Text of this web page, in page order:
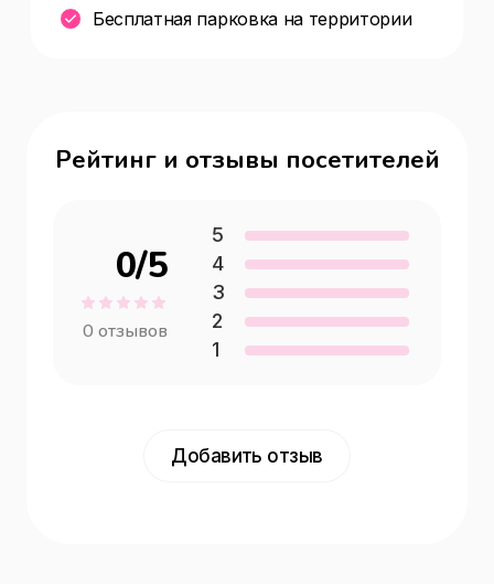
Бесплатная парковка на территории
Рейтинг и отзывы посетителей
0/5
0 отзывов
5
4
3
2
1
Добавить отзыв